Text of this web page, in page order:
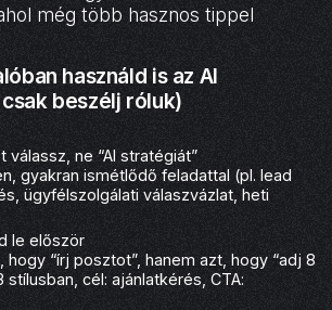
még több hasznos tippel
használd is az AI
beszélj róluk)
válassz, ne “AI stratégiát”
gyakran ismétlődő feladattal (pl. lead
ügyfélszolgálati válaszvázlat, heti
le először
hogy “írj posztot”, hanem azt, hogy “adj 8
cél: ajánlatkérés, CTA: